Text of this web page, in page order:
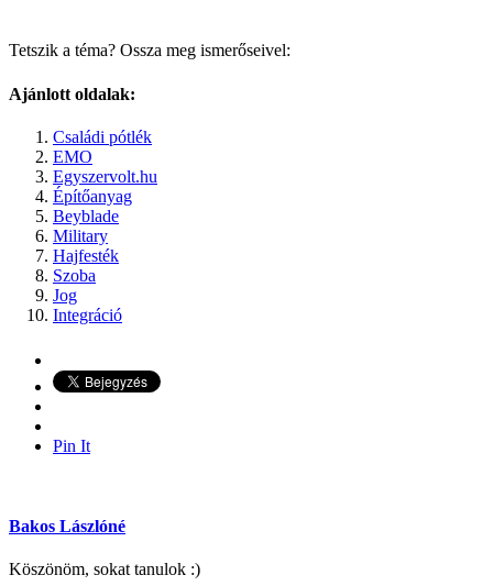
Tetszik a téma? Ossza meg ismerőseivel:
Ajánlott oldalak:
Családi pótlék
EMO
Egyszervolt.hu
Építőanyag
Beyblade
Military
Hajfesték
Szoba
Jog
Integráció
Pin It
Bakos Lászlóné
Köszönöm, sokat tanulok :)